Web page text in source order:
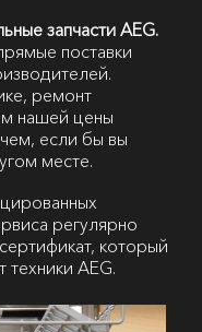
запчасти AEG.
поставки
ремонт
нашей цены
если бы вы
месте.
регулярно
который
AEG.